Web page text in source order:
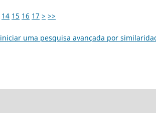
14 15 16 17 > >>
iniciar uma pesquisa avançada por